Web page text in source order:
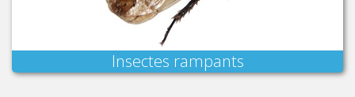
Insectes rampants